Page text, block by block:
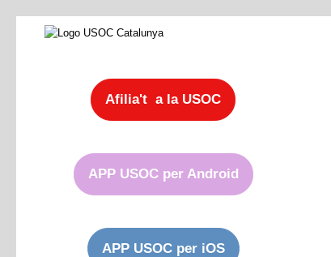
Afilia't a la USOC
APP USOC per Android
APP USOC per iOS